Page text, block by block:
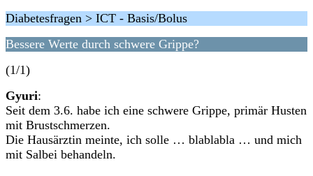
Diabetesfragen > ICT - Basis/Bolus
Bessere Werte durch schwere Grippe?
(1/1)
Gyuri:
Seit dem 3.6. habe ich eine schwere Grippe, primär Husten
mit Brustschmerzen.
Die Hausärztin meinte, ich solle … blablabla … und mich
mit Salbei behandeln.